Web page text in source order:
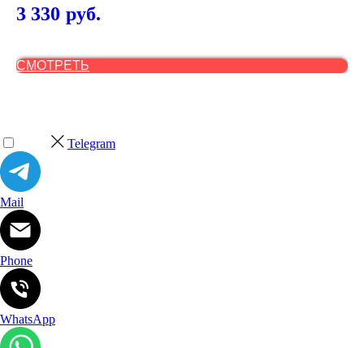
3 330 руб.
СМОТРЕТЬ
Telegram
Mail
Phone
WhatsApp